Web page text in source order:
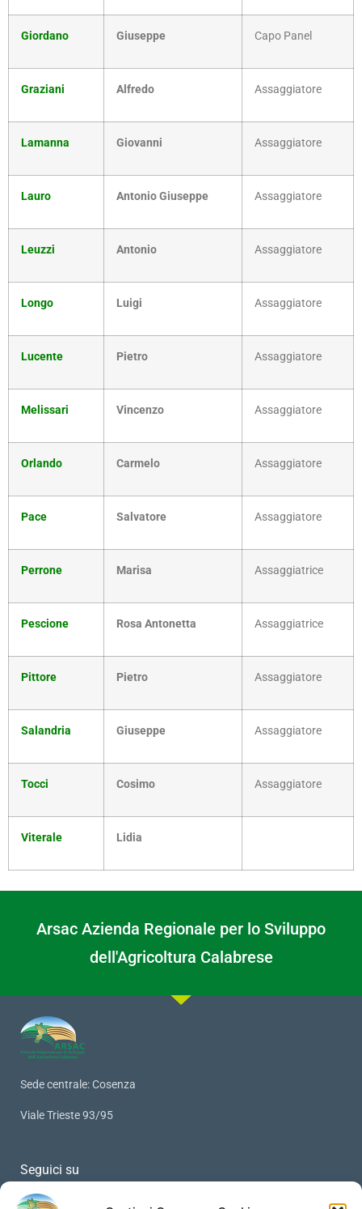
Giordano Giuseppe Capo Panel
Graziani Alfredo Assaggiatore
Lamanna Giovanni Assaggiatore
Lauro Antonio Giuseppe Assaggiatore
Leuzzi Antonio Assaggiatore
Longo Luigi Assaggiatore
Lucente Pietro Assaggiatore
Melissari Vincenzo Assaggiatore
Orlando Carmelo Assaggiatore
Pace Salvatore Assaggiatore
Perrone Marisa Assaggiatrice
Pescione Rosa Antonetta Assaggiatrice
Pittore Pietro Assaggiatore
Salandria Giuseppe Assaggiatore
Tocci Cosimo Assaggiatore
Viterale Lidia
Arsac Azienda Regionale per lo Sviluppo
dell'Agricoltura Calabrese
Sede centrale: Cosenza
Viale Trieste 93/95
Seguici su